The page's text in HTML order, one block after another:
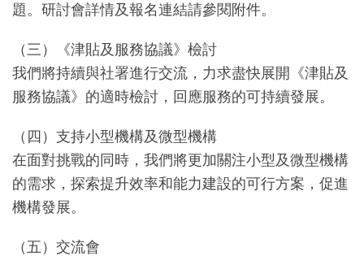
題。研討會詳情及報名連結請參閱附件。
（三）《津貼及服務協議》檢討
我們將持續與社署進行交流，力求盡快展開《津貼及
服務協議》的適時檢討，回應服務的可持續發展。
（四）支持小型機構及微型機構
在面對挑戰的同時，我們將更加關注小型及微型機構
的需求，探索提升效率和能力建設的可行方案，促進
機構發展。
（五）交流會